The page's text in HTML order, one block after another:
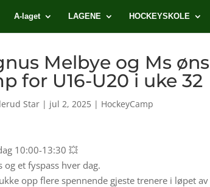
A-laget LAGENE HOCKEYSKOLE
Melbye og Ms
for U16-U20 i uke 32
Star | jul 2, 2025 | HockeyCamp
10:00-13:30 💥
og et fyspass hver dag.
opp flere spennende gjeste trenere i løpet